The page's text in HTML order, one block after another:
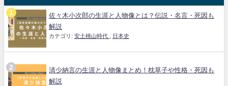
佐々木小次郎の生涯と人物像とは？伝説・名言・死因も
解説
カテゴリ: 安土桃山時代 日本史
清少納言の生涯と人物像まとめ！枕草子や性格・死因も
解説